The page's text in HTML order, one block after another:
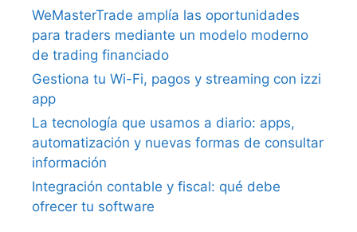
WeMasterTrade amplía las oportunidades
para traders mediante un modelo moderno
de trading financiado
Gestiona tu Wi-Fi, pagos y streaming con izzi
app
La tecnología que usamos a diario: apps,
automatización y nuevas formas de consultar
información
Integración contable y fiscal: qué debe
ofrecer tu software